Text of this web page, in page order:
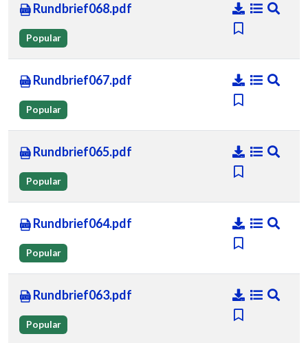
Rundbrief068.pdf
Popular
Rundbrief067.pdf
Popular
Rundbrief065.pdf
Popular
Rundbrief064.pdf
Popular
Rundbrief063.pdf
Popular